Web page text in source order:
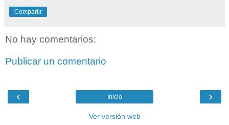
Compartir
No hay comentarios:
Publicar un comentario
‹ ›
Inicio
Ver versión web